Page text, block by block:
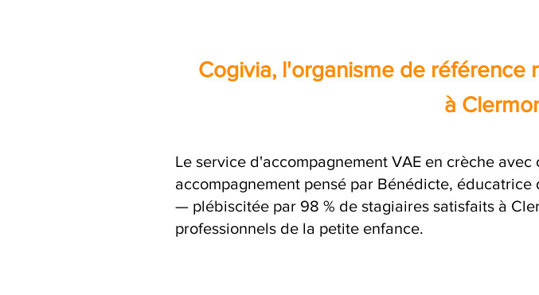
Cogivia, l'organisme de référence
à
Le service d'accompagnement VAE en crèche
accompagnement pensé par Bénédicte,
— plébiscitée par 98 % de stagiaires satisfaits à
professionnels de la petite enfance.